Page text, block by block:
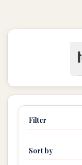
Filter
Sort by